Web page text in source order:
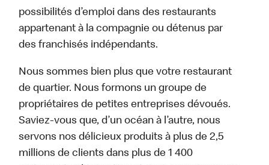
possibilités d’emploi dans des restaurants
appartenant à la compagnie ou détenus par
des franchisés indépendants.
Nous sommes bien plus que votre restaurant
de quartier. Nous formons un groupe de
propriétaires de petites entreprises dévoués.
Saviez-vous que, d’un océan à l’autre, nous
servons nos délicieux produits à plus de 2,5
millions de clients dans plus de 1 400